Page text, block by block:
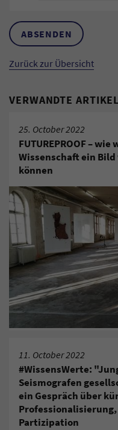
ABSENDEN
Zurück zur Übersicht
VERWANDTE ARTIKEL
25. October 2022
FUTUREPROOF –
Wissenschaft ein
können
11. October 2022
#WissensWerte:
Seismografen
ein Gespräch über
Partizipation